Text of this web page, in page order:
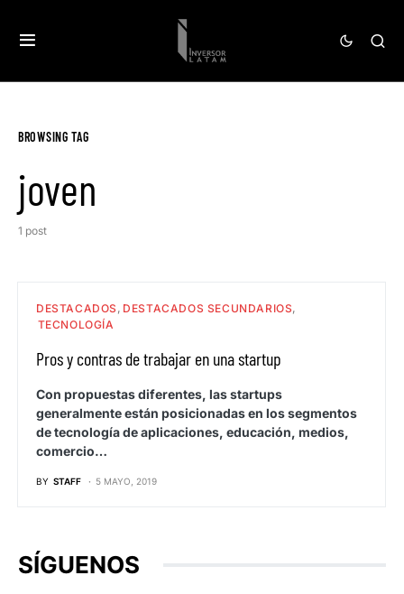
BROWSING TAG
joven
1 post
DESTACADOS DESTACADOS SECUNDARIOS
TECNOLOGÍA
Pros y contras de trabajar en una startup
Con propuestas diferentes, las startups
generalmente están posicionadas en los segmentos
de tecnología de aplicaciones, educación, medios,
comercio…
BY STAFF 5 MAYO, 2019
SÍGUENOS